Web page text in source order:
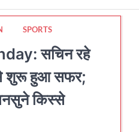
SPORTS
सचिन रहे
शुरू हुआ सफर;
किस्से